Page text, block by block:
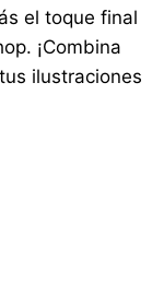
el toque final
¡Combina
ilustraciones